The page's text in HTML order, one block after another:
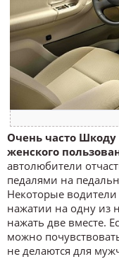
Очень часто
женского
автолюбители
педалями на
Некоторые
нажатии на одну из
нажать две вместе.
можно
не делаются для